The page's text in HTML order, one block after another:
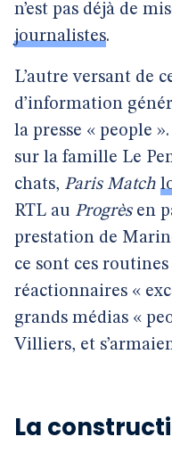
n’est pas déjà de
journalistes.
L’autre versant de
d’information
la presse « people
sur la famille Le
chats, Paris Match
RTL au Progrèsen
prestation de
ce sont ces
réactionnaires «
grands médias «
Villiers, et
La